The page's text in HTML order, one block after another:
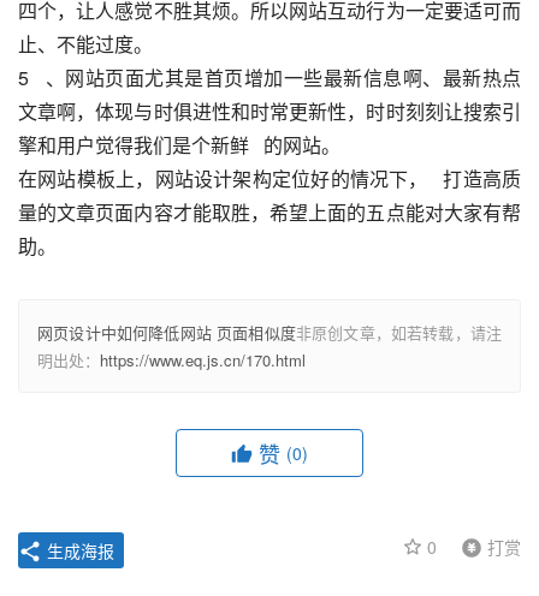
四个，让人感觉不胜其烦。所以网站互动行为一定要适可而
止、不能过度。
5   、网站页面尤其是首页增加一些最新信息啊、最新热点
文章啊，体现与时俱进性和时常更新性，时时刻刻让搜索引
擎和用户觉得我们是个新鲜   的网站。
在网站模板上，网站设计架构定位好的情况下，   打造高质
量的文章页面内容才能取胜，希望上面的五点能对大家有帮
助。
网页设计中如何降低网站 页面相似度非原创文章，如若转载，请注
明出处： https://www.eq.js.cn/170.html
赞 (0)
0 打赏
生成海报